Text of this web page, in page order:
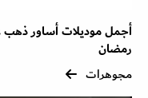
أجمل موديلات أساور ذهب
رمضان
مجوهرات